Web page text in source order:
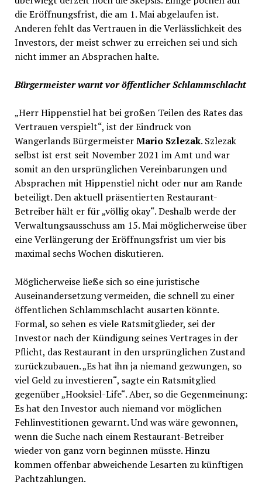
die Eröffnungsfrist, die am 1. Mai abgelaufen ist.
Anderen fehlt das Vertrauen in die Verlässlichkeit des
Investors, der meist schwer zu erreichen sei und sich
nicht immer an Absprachen halte.
Bürgermeister warnt vor öffentlicher Schlammschlacht
„Herr Hippenstiel hat bei großen Teilen des Rates das
Vertrauen verspielt“, ist der Eindruck von
Wangerlands BürgermeisterMario Szlezak. Szlezak
selbst ist erst seit November 2021 im Amt und war
somit an den ursprünglichen Vereinbarungen und
Absprachen mit Hippenstiel nicht oder nur am Rande
beteiligt. Den aktuell präsentierten Restaurant-
Betreiber hält er für „völlig okay“. Deshalb werde der
Verwaltungsausschuss am 15. Mai möglicherweise über
eine Verlängerung der Eröffnungsfrist um vier bis
maximal sechs Wochen diskutieren.
Möglicherweise ließe sich so eine juristische
Auseinandersetzung vermeiden, die schnell zu einer
öffentlichen Schlammschlacht ausarten könnte.
Formal, so sehen es viele Ratsmitglieder, sei der
Investor nach der Kündigung seines Vertrages in der
Pflicht, das Restaurant in den ursprünglichen Zustand
zurückzubauen. „Es hat ihn ja niemand gezwungen, so
viel Geld zu investieren“, sagte ein Ratsmitglied
gegenüber „Hooksiel-Life“. Aber, so die Gegenmeinung:
Es hat den Investor auch niemand vor möglichen
Fehlinvestitionen gewarnt. Und was wäre gewonnen,
wenn die Suche nach einem Restaurant-Betreiber
wieder von ganz vorn beginnen müsste. Hinzu
kommen offenbar abweichende Lesarten zu künftigen
Pachtzahlungen.